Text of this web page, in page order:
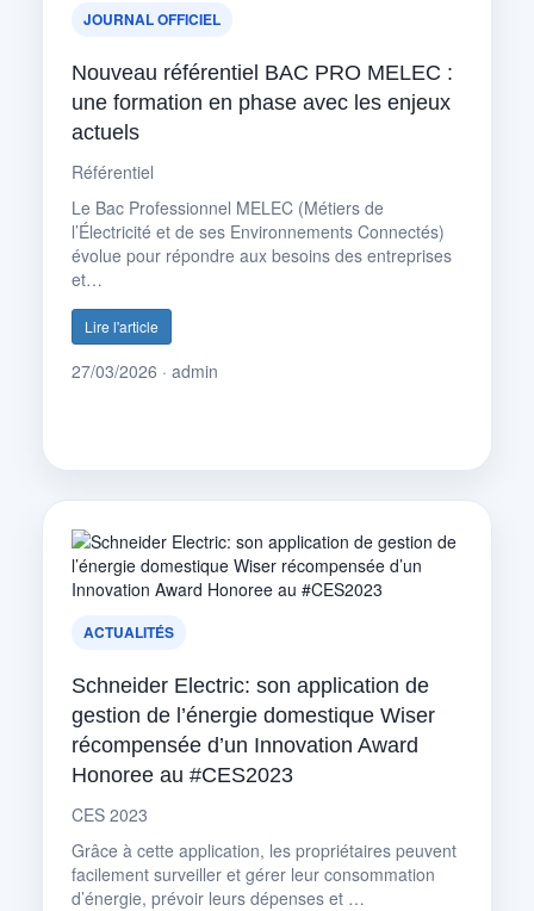
JOURNAL OFFICIEL
Nouveau référentiel BAC PRO MELEC :
une formation en phase avec les enjeux
actuels
Référentiel
Le Bac Professionnel MELEC (Métiers de
l’Électricité et de ses Environnements Connectés)
évolue pour répondre aux besoins des entreprises
et…
Lire l'article
27/03/2026 · admin
ACTUALITÉS
Schneider Electric: son application de
gestion de l’énergie domestique Wiser
récompensée d’un Innovation Award
Honoree au #CES2023
CES 2023
Grâce à cette application, les propriétaires peuvent
facilement surveiller et gérer leur consommation
d’énergie, prévoir leurs dépenses et …